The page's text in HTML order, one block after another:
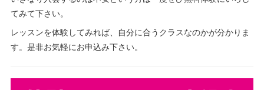
てみて下さい。
レッスンを体験してみれば、自分に合うクラスなのかが分かりま
す。是非お気軽にお申込み下さい。